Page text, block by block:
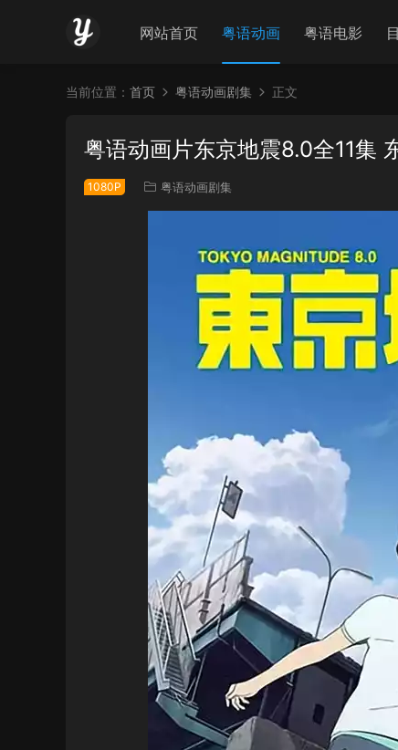
网站首页 粤语动画 粤语电影
当前位置： 首页 粤语动画剧集 正文
粤语动画片东京地震8.0全11集
1080P 粤语动画剧集